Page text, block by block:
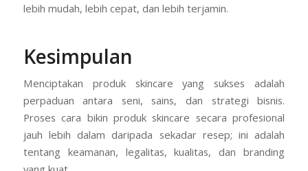
lebih mudah, lebih cepat, dan lebih terjamin.
Kesimpulan
Menciptakan produk skincare yang sukses adalah
perpaduan antara seni, sains, dan strategi bisnis.
Proses cara bikin produk skincare secara profesional
jauh lebih dalam daripada sekadar resep; ini adalah
tentang keamanan, legalitas, kualitas, dan branding